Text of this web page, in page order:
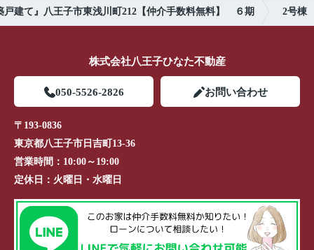
戸建て』八王子市東浅川町212【仲介手数料無料】 ６期 2号棟
株式会社八王子ひなた不動産
050-5526-2826 お問い合わせ
〒193-0836
東京都八王子市日吉町13-36
営業時間： 10:00～19:00
定休日： 火曜日・水曜日